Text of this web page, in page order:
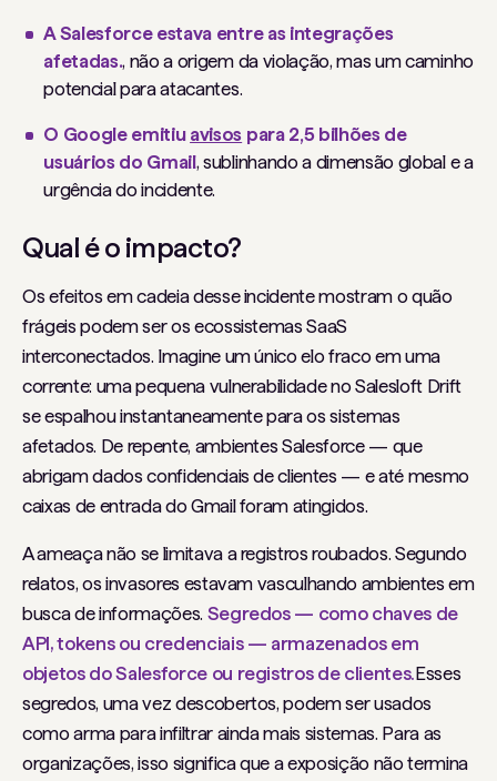
A Salesforce estava entre as integrações
afetadas., não a origem da violação, mas um caminho
potencial para atacantes.
O Google emitiu avisos para 2,5 bilhões de
usuários do Gmail, sublinhando a dimensão global e a
urgência do incidente.
Qual é o impacto?
Os efeitos em cadeia desse incidente mostram o quão
frágeis podem ser os ecossistemas SaaS
interconectados. Imagine um único elo fraco em uma
corrente: uma pequena vulnerabilidade no Salesloft Drift
se espalhou instantaneamente para os sistemas
afetados. De repente, ambientes Salesforce — que
abrigam dados confidenciais de clientes — e até mesmo
caixas de entrada do Gmail foram atingidos.
A ameaça não se limitava a registros roubados. Segundo
relatos, os invasores estavam vasculhando ambientes em
busca de informações. Segredos — como chaves de
API, tokens ou credenciais — armazenados em
objetos do Salesforce ou registros de clientes.Esses
segredos, uma vez descobertos, podem ser usados ​​
como arma para infiltrar ainda mais sistemas. Para as
organizações, isso significa que a exposição não termina